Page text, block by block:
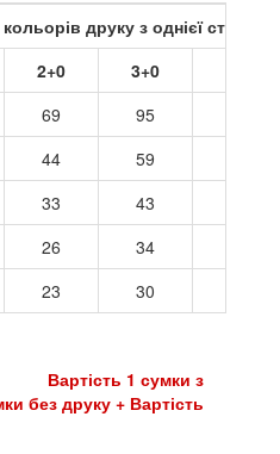
кольорів друку з однієї сторони
2+0 3+0
69 95
44 59
33 43
26 34
23 30
1 сумки з
без друку + Вартість